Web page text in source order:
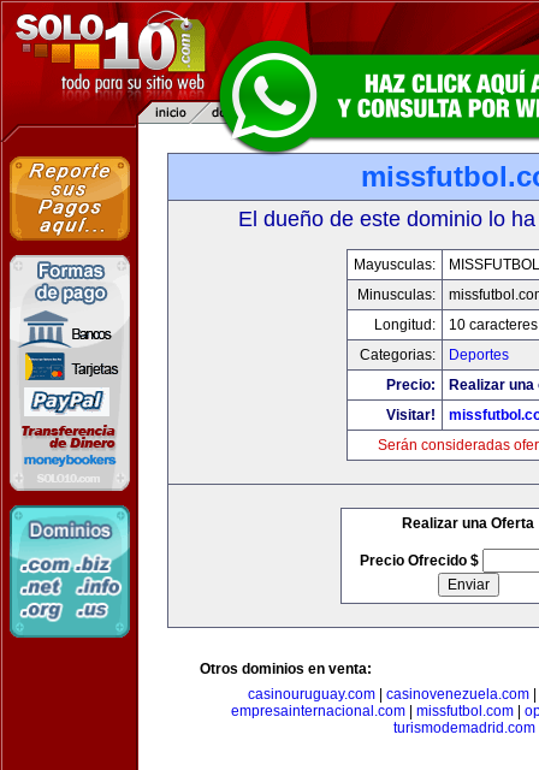
El dueño de este dominio lo
Mayusculas:
Minusculas:
Longitud:
10 caracteres
Categorias:
Deportes
Precio:
Realizar
Visitar!
Serán consideradas
Realizar una Oferta
Precio Ofrecido $
Otros dominios en venta:
casinouruguay.com| casinovenezuela.com|
empresainternacional.com| missfutbol.com|
turismodemadrid.com